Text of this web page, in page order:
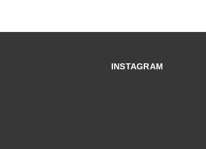
INSTAGRAM